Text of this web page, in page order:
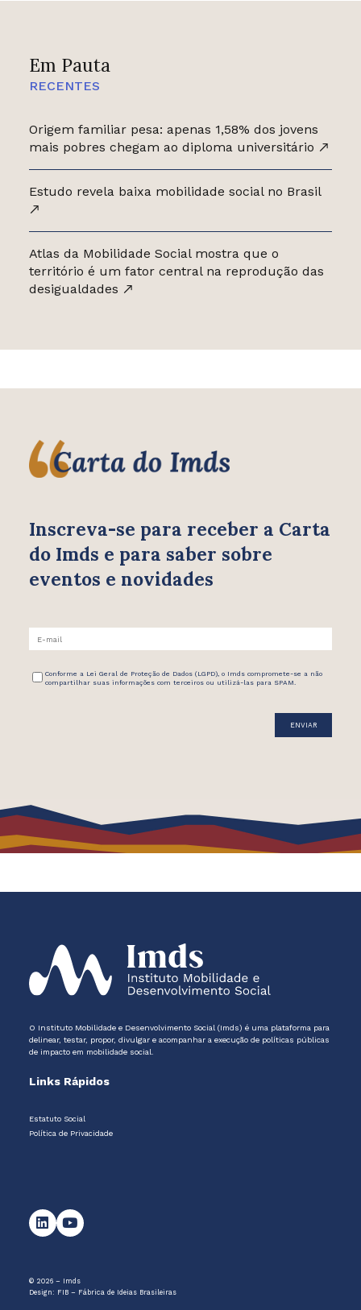
Em Pauta
RECENTES
Origem familiar pesa: apenas 1,58% dos jovens
mais pobres chegam ao diploma universitário
Estudo revela baixa mobilidade social no Brasil
Atlas da Mobilidade Social mostra que o
território é um fator central na reprodução das
desigualdades
Inscreva-se para receber a Carta
do Imds e para saber sobre
eventos e novidades
Conforme a Lei Geral de Proteção de Dados (LGPD), o Imds compromete-se a não
compartilhar suas informações com terceiros ou utilizá-las para SPAM.
O Instituto Mobilidade e Desenvolvimento Social (Imds) é uma plataforma para
delinear, testar, propor, divulgar e acompanhar a execução de políticas públicas
de impacto em mobilidade social.
Links Rápidos
Estatuto Social
Política de Privacidade
© 2026 – Imds
Design: FIB – Fábrica de Ideias Brasileiras